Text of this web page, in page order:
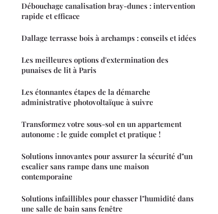
Débouchage canalisation bray-dunes : intervention
rapide et efficace
Dallage terrasse bois à archamps : conseils et idées
Les meilleures options d'extermination des
punaises de lit à Paris
Les étonnantes étapes de la démarche
administrative photovoltaïque à suivre
Transformez votre sous-sol en un appartement
autonome : le guide complet et pratique !
Solutions innovantes pour assurer la sécurité d"un
escalier sans rampe dans une maison
contemporaine
Solutions infaillibles pour chasser l"humidité dans
une salle de bain sans fenêtre